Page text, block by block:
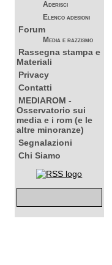
Aderisci
Elenco adesioni
Forum
Media e razzismo
Rassegna stampa e
Materiali
Privacy
Contatti
MEDIAROM -
Osservatorio sui
media e i rom (e le
altre minoranze)
Segnalazioni
Chi Siamo